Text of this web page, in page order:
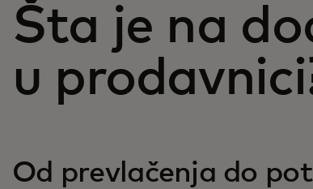
Šta je na
u
Od prevlačenja do